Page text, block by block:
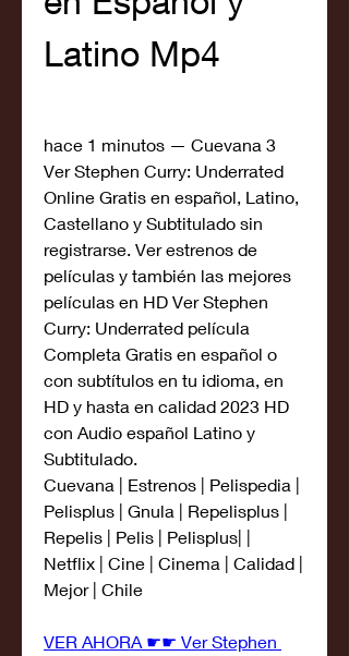
Latino Mp4
hace 1 minutos — Cuevana 3
Ver Stephen Curry: Underrated
Online Gratis en español, Latino,
Castellano y Subtitulado sin
registrarse. Ver estrenos de
películas y también las mejores
películas en HD Ver Stephen
Curry: Underrated película
Completa Gratis en español o
con subtítulos en tu idioma, en
HD y hasta en calidad 2023 HD
con Audio español Latino y
Subtitulado.
Cuevana | Estrenos | Pelispedia |
Pelisplus | Gnula | Repelisplus |
Repelis | Pelis | Pelisplus| |
Netflix | Cine | Cinema | Calidad |
Mejor | Chile
VER AHORA ☛☛ Ver Stephen